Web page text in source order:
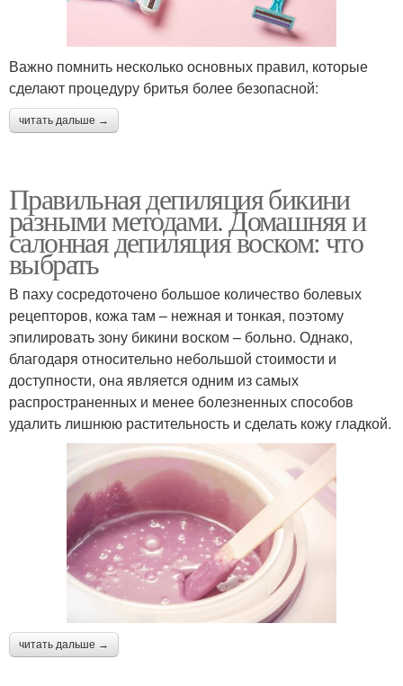
Важно помнить несколько основных правил, которые
сделают процедуру бритья более безопасной:
читать дальше →
Правильная депиляция бикини
разными методами. Домашняя и
салонная депиляция воском: что
выбрать
В паху сосредоточено большое количество болевых
рецепторов, кожа там – нежная и тонкая, поэтому
эпилировать зону бикини воском – больно. Однако,
благодаря относительно небольшой стоимости и
доступности, она является одним из самых
распространенных и менее болезненных способов
удалить лишнюю растительность и сделать кожу гладкой.
читать дальше →